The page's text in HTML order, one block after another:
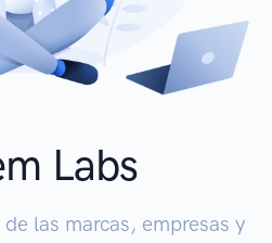
Labs
las marcas, empresas y